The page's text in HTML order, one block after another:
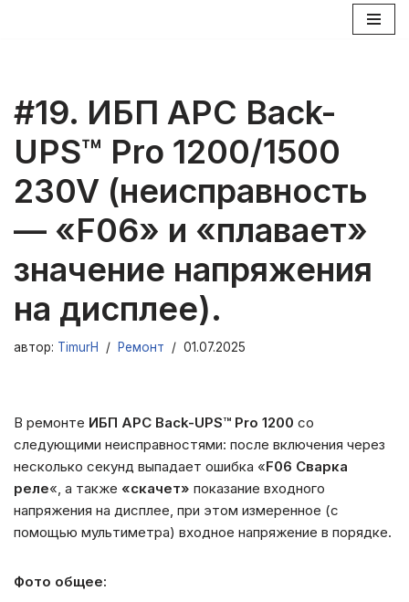
#19. ИБП APC Back-
UPS™ Pro 1200/1500
230V (неисправность
— «F06» и «плавает»
значение напряжения
на дисплее).
автор: TimurH Ремонт 01.07.2025
В ремонте ИБП APC Back-UPS™ Pro 1200 со
следующими неисправностями: после включения через
несколько секунд выпадает ошибка «F06 Сварка
реле«, а также «скачет» показание входного
напряжения на дисплее, при этом измеренное (с
помощью мультиметра) входное напряжение в порядке.
Фото общее: